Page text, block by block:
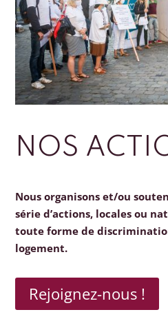
NOS
Nous organisons et/ou
série d’actions, locales ou
toute forme de
logement.
Rejoignez-nous !